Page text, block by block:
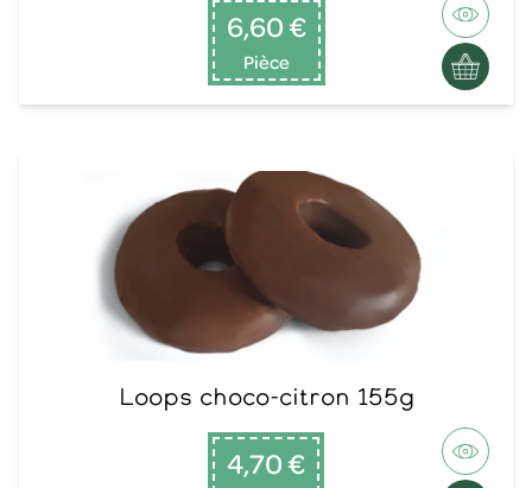
6,60 €
Pièce
Loops choco-citron 155g
4,70 €